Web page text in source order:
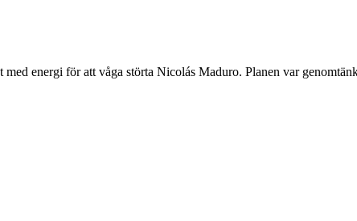
energi för att våga störta Nicolás Maduro. Planen var